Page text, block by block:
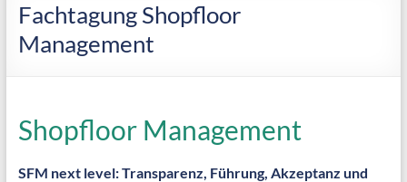
wirtschaftliche
Fertigung
Fachtagung Shopfloor
Management
Shopfloor Management
SFM next level: Transparenz, Führung, Akzeptanz und